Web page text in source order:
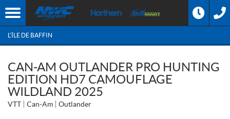
L'ÎLE DE BAFFIN
CAN-AM OUTLANDER PRO HUNTING
EDITION HD7 CAMOUFLAGE
WILDLAND 2025
VTT Can-Am Outlander